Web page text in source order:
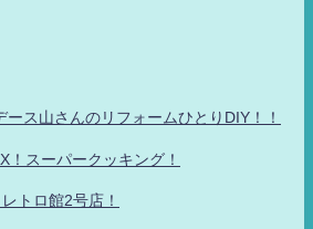
ース山さんのリフォームひとりDIY！！
！スーパークッキング！
トロ館2号店！